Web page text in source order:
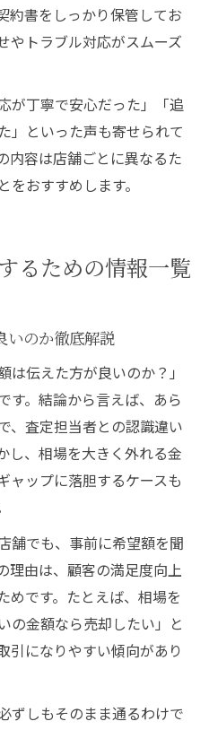
約書をしっかり保管してお
やトラブル対応がスムーズ
が丁寧で安心だった」「追
」といった声も寄せられて
内容は店舗ごとに異なるた
おすすめします。
るための情報一覧
いのか徹底解説
は伝えた方が良いのか？」
す。結論から言えば、あら
、査定担当者との認識違い
し、相場を大きく外れる金
ャップに落胆するケースも
舗でも、事前に希望額を聞
理由は、顧客の満足度向上
めです。たとえば、相場を
の金額なら売却したい」と
引になりやすい傾向があり
ずしもそのまま通るわけで